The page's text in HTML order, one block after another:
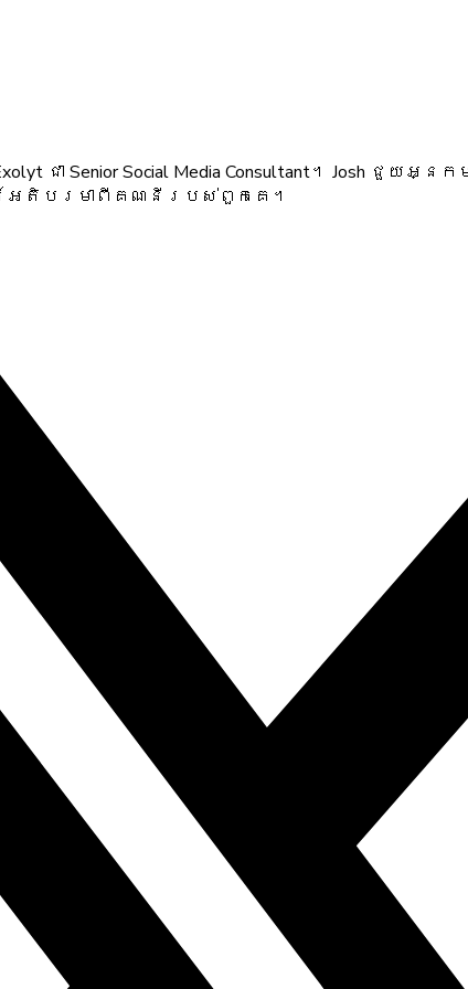
ជា Senior Social Media Consultant។
អតិបរមាពីគណនីរបស់ពួកគេ។